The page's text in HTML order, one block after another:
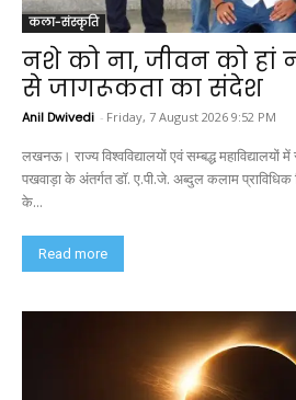
कला-संस्कृति
नशे को ना, जीवन को हां
से जागरूकता का संदेश
Anil Dwivedi - Friday, 7 August 2026 9:52 PM
लखनऊ। राज्य विश्वविद्यालयों एवं सम्बद्ध
पखवाड़ा के अंतर्गत डॉ. ए.पी.जे. अब्दुल कलाम
के...
Read more